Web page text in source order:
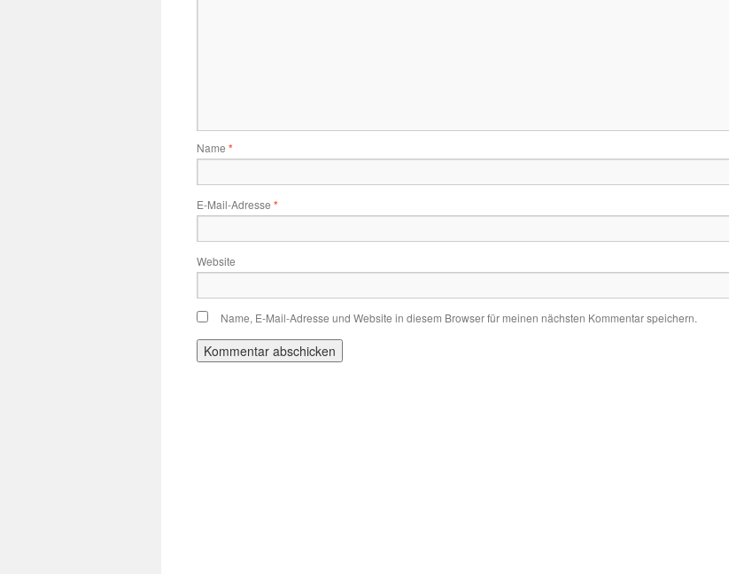
Name *
E-Mail-Adresse *
Website
Name, E-Mail-Adresse und Website in diesem Browser für meinen nächsten Kommentar speichern.